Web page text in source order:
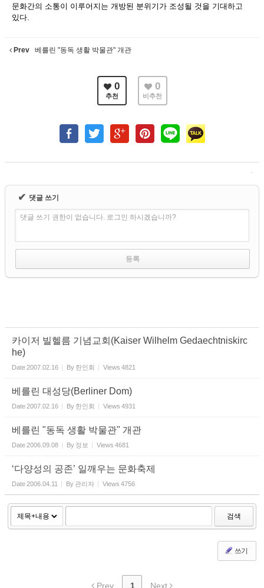
문화간의 소통이 이루어지는 개방된 분위기가 조성될 것을 기대하고
있다.
Prev 베를린 "동독 생활 박물관" 개관
0
추천
0
비추천
✔ 댓글 쓰기
댓글 쓰기 권한이 없습니다. 로그인 하시겠습니까?
카이저 빌헬름 기념교회(Kaiser Wilhelm Gedaechtniskirc
he)
Date2007.02.16 By 한인회 Views 4821
베를린 대성당(Berliner Dom)
Date2007.02.16 By 한인회 Views 4931
베를린 "동독 생활 박물관" 개관
Date2006.09.08 By 정보 Views 4681
‘다양성의 공존’ 일깨우는 문화축제
Date2006.04.11 By 관리자 Views 4756
검색
쓰기
Prev 1 Next